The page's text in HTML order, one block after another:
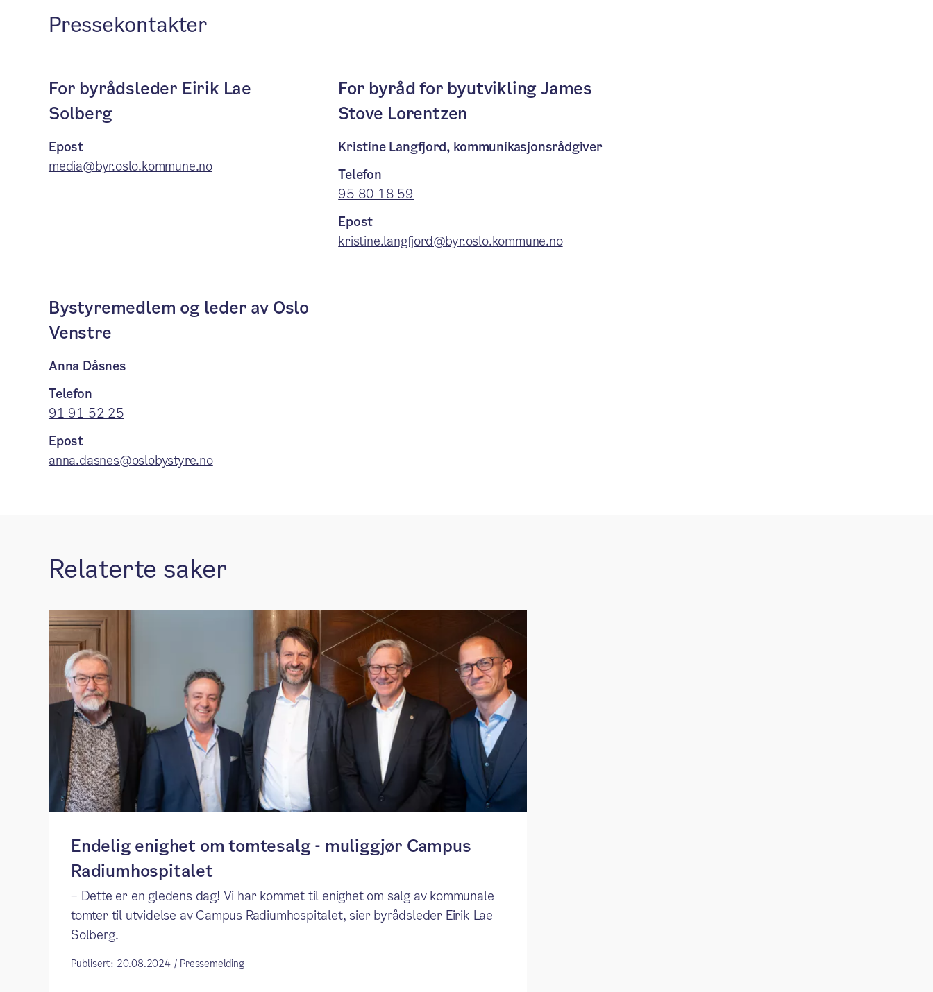
Pressekontakter
For byrådsleder Eirik Lae
Solberg
Epost
media@byr.oslo.kommune.no
For byråd for byutvikling James
Stove Lorentzen
Kristine Langfjord, kommunikasjonsrådgiver
Telefon
95 80 18 59
Epost
kristine.langfjord@byr.oslo.kommune.no
Bystyremedlem og leder av Oslo
Venstre
Anna Dåsnes
Telefon
91 91 52 25
Epost
anna.dasnes@oslobystyre.no
Relaterte saker
Endelig enighet om tomtesalg - muliggjør Campus
Radiumhospitalet
– Dette er en gledens dag! Vi har kommet til enighet om salg av kommunale
tomter til utvidelse av Campus Radiumhospitalet, sier byrådsleder Eirik Lae
Solberg.
Publisert: 20.08.2024 / Pressemelding